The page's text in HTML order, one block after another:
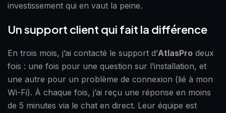
investissement qui en vaut la peine.
Un support client qui fait la différence
En trois mois, j’ai contacté le support d’AtlasPro deux
fois : une fois pour une question sur l’installation, et
une autre pour un problème de connexion (lié à mon
Wi-Fi). À chaque fois, j’ai reçu une réponse en moins
de 5 minutes via le chat en direct. Leur équipe est